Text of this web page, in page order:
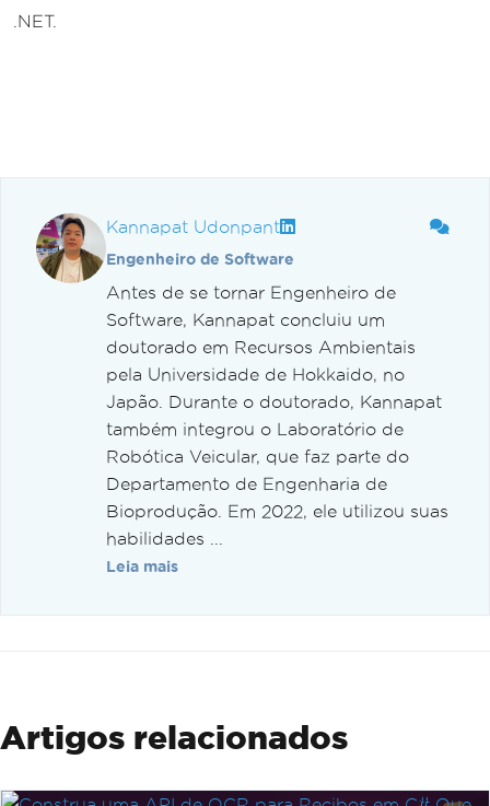
.NET.
Kannapat Udonpant
Engenheiro de Software
Antes de se tornar Engenheiro de
Software, Kannapat concluiu um
doutorado em Recursos Ambientais
pela Universidade de Hokkaido, no
Japão. Durante o doutorado, Kannapat
também integrou o Laboratório de
Robótica Veicular, que faz parte do
Departamento de Engenharia de
Bioprodução. Em 2022, ele utilizou suas
habilidades ...
Leia mais
Artigos relacionados